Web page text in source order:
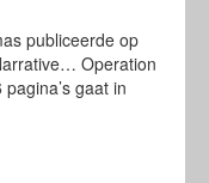
publiceerde op
Operation
gaat in